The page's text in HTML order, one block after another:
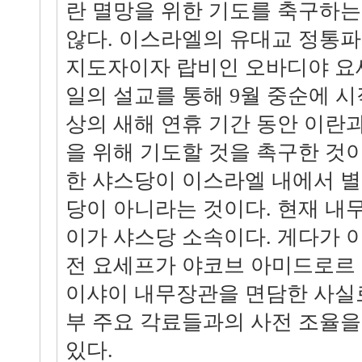
란 멸망을 위한 기도를 축구하
않다. 이스라엘의 유대교 정통
지도자이자 랍비인 오바디야 요
일의 설교를 통해 9월 중순에
상의 새해 연휴 기간 동안 이란
을 위해 기도할 것을 촉구한 것
한 샤스당이 이스라엘 내에서
당이 아니라는 것이다. 현재 내
이가 샤스당 소속이다. 게다가
전 요세프가 야코브 아미드로
이샤이 내무장관을 면담한 사
부 주요 각료들과의 사전 조율
있다.